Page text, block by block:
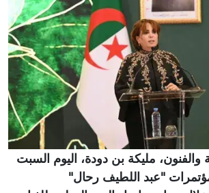
والفنون، مليكة بن دودة، اليوم السبت
"عبد اللطيف رحال"